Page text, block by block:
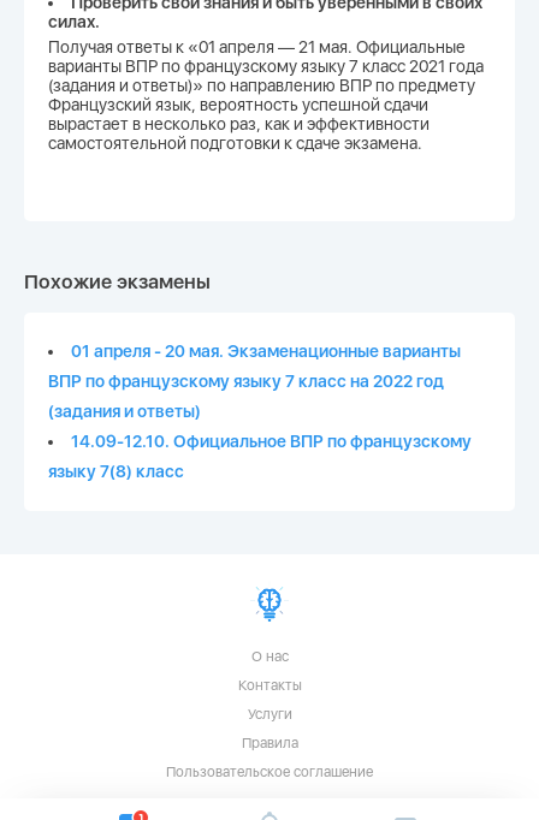
силах.
Получая ответы к «01 апреля — 21 мая. Официальные
варианты ВПР по французскому языку 7 класс 2021 года
(задания и ответы)» по направлению ВПР по предмету
Французский язык, вероятность успешной сдачи
вырастает в несколько раз, как и эффективности
самостоятельной подготовки к сдаче экзамена.
Похожие экзамены
01 апреля - 20 мая. Экзаменационные варианты
ВПР по французскому языку 7 класс на 2022 год
(задания и ответы)
14.09-12.10. Официальное ВПР по французскому
языку 7(8) класс
О нас
Контакты
Услуги
Правила
Пользовательское соглашение